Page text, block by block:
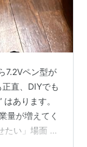
7.2Vペン型が
直、DIYでも
あります。
量が増えてく
たい」場面 こ